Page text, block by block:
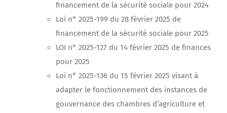
financement de la sécurité sociale pour 2024
Loi n° 2025-199 du 28 février 2025 de
financement de la sécurité sociale pour 2025
LOI n° 2025-127 du 14 février 2025 de finances
pour 2025
Loi n° 2025-136 du 15 février 2025 visant à
adapter le fonctionnement des instances de
gouvernance des chambres d’agriculture et